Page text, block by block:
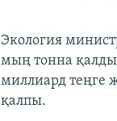
Экология
мың тонна
миллиард теңге
қалпы.